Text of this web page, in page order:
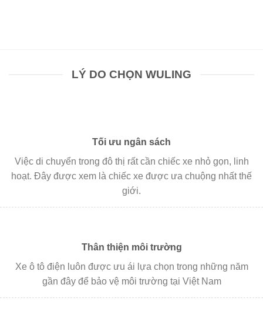
LÝ DO CHỌN WULING
Tối ưu ngân sách
Việc di chuyển trong đô thị rất cần chiếc xe nhỏ gọn, linh
hoạt. Đây được xem là chiếc xe được ưa chuộng nhất thế
giới.
Thân thiện môi trường
Xe ô tô điện luôn được ưu ái lựa chọn trong những năm
gần đây để bảo vệ môi trường tại Việt Nam